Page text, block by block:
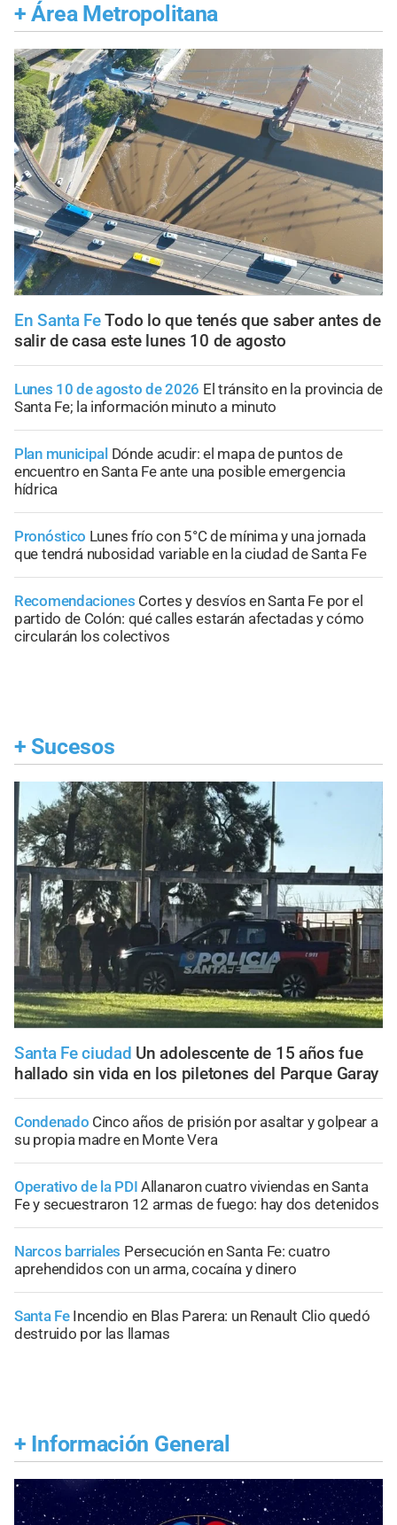
+ Área Metropolitana
En Santa FeTodo lo que tenés que saber antes de
salir de casa este lunes 10 de agosto
Lunes 10 de agosto de 2026 El tránsito en la provincia de
Santa Fe; la información minuto a minuto
Plan municipal Dónde acudir: el mapa de puntos de
encuentro en Santa Fe ante una posible emergencia
hídrica
Pronóstico Lunes frío con 5°C de mínima y una jornada
que tendrá nubosidad variable en la ciudad de Santa Fe
Recomendaciones Cortes y desvíos en Santa Fe por el
partido de Colón: qué calles estarán afectadas y cómo
circularán los colectivos
+ Sucesos
Santa Fe ciudad Un adolescente de 15 años fue
hallado sin vida en los piletones del Parque Garay
Condenado Cinco años de prisión por asaltar y golpear a
su propia madre en Monte Vera
Operativo de la PDI Allanaron cuatro viviendas en Santa
Fe y secuestraron 12 armas de fuego: hay dos detenidos
Narcos barriales Persecución en Santa Fe: cuatro
aprehendidos con un arma, cocaína y dinero
Santa Fe Incendio en Blas Parera: un Renault Clio quedó
destruido por las llamas
+ Información General